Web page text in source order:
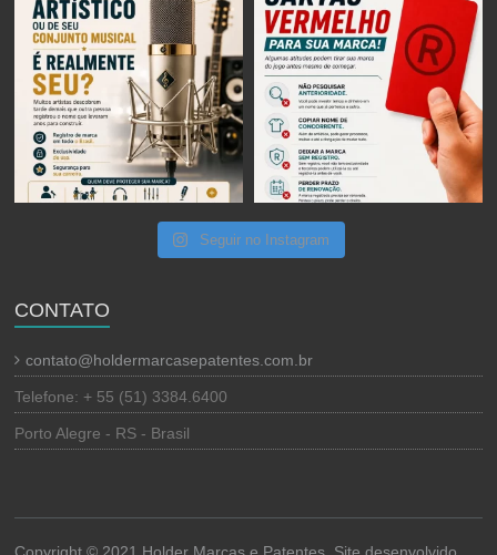
Seguir no Instagram
CONTATO
contato@holdermarcasepatentes.com.br
Telefone: + 55 (51) 3384.6400
Porto Alegre - RS - Brasil